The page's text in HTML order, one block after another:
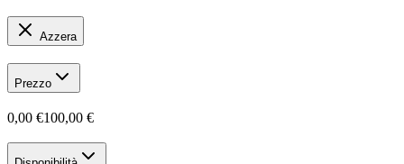
Azzera
Prezzo
0,00 €100,00 €